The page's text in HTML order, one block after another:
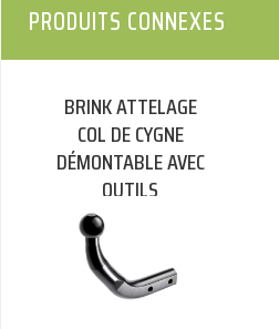
PRODUITS CONNEXES
BRINK ATTELAGE
COL DE CYGNE
DÉMONTABLE AVEC
OUTILS